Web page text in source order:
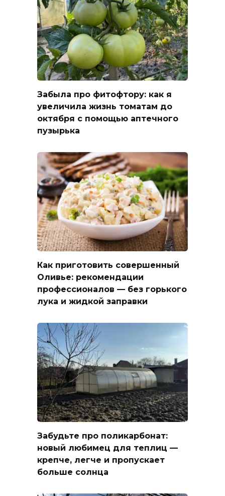
Забыла про фитофтору: как я
увеличила жизнь томатам до
октября с помощью аптечного
пузырька
Как приготовить совершенный
Оливье: рекомендации
профессионалов — без горького
лука и жидкой заправки
Забудьте про поликарбонат:
новый любимец для теплиц —
крепче, легче и пропускает
больше солнца